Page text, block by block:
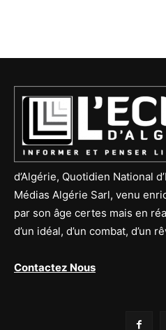
d’Algérie, Quotidien National
Médias Algérie Sarl, venu
par son âge certes mais en
d’un idéal, d’un combat, d’un
Contactez Nous